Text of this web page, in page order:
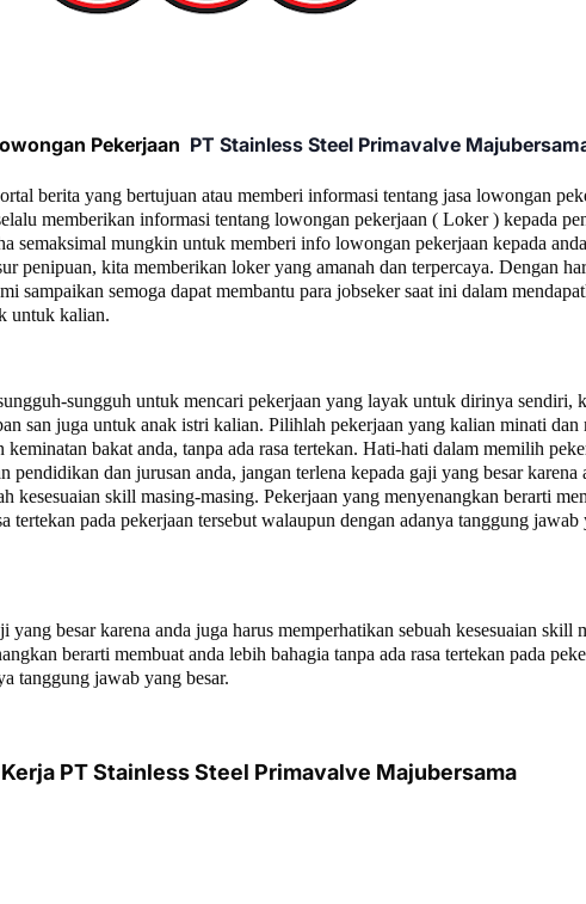
Pekerjaan PT Stainless Steel Primavalve
berita yang bertujuan atau memberi informasi tentang jasa lowongan
memberikan informasi tentang lowongan pekerjaan ( Loker ) kepada
semaksimal mungkin untuk memberi info lowongan pekerjaan kepada
penipuan, kita memberikan loker yang amanah dan terpercaya. Dengan
sampaikan semoga dapat membantu para jobseker saat ini dalam
untuk kalian.
sungguh untuk mencari pekerjaan yang layak untuk dirinya sendiri,
san juga untuk anak istri kalian. Pilihlah pekerjaan yang kalian minati dan
keminatan bakat anda, tanpa ada rasa tertekan. Hati-hati dalam memilih
pendidikan dan jurusan anda, jangan terlena kepada gaji yang besar karena
kesesuaian skill masing-masing. Pekerjaan yang menyenangkan berarti
tertekan pada pekerjaan tersebut walaupun dengan adanya tanggung jawab
yang besar karena anda juga harus memperhatikan sebuah kesesuaian skill
berarti membuat anda lebih bahagia tanpa ada rasa tertekan pada
tanggung jawab yang besar.
PT Stainless Steel Primavalve Majubersama